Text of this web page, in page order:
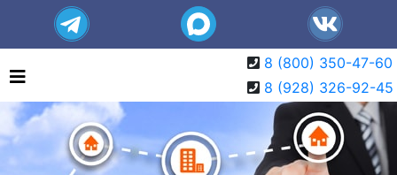
8 (800) 350-47-60
8 (928) 326-92-45